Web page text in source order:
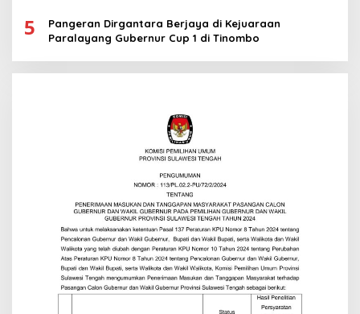
5
Pangeran Dirgantara Berjaya di Kejuaraan
Paralayang Gubernur Cup 1 di Tinombo